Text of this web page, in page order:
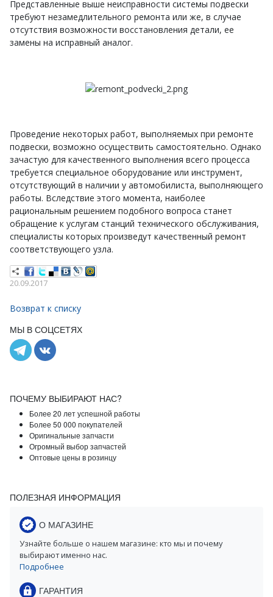
Представленные выше неисправности системы подвески
требуют незамедлительного ремонта или же, в случае
отсутствия возможности восстановления детали, ее
замены на исправный аналог.
Проведение некоторых работ, выполняемых при ремонте
подвески, возможно осуществить самостоятельно. Однако
зачастую для качественного выполнения всего процесса
требуется специальное оборудование или инструмент,
отсутствующий в наличии у автомобилиста, выполняющего
работы. Вследствие этого момента, наиболее
рациональным решением подобного вопроса станет
обращение к услугам станций технического обслуживания,
специалисты которых произведут качественный ремонт
соответствующего узла.
20.09.2017
Возврат к списку
МЫ В СОЦСЕТЯХ
ПОЧЕМУ ВЫБИРАЮТ НАС?
Более 20 лет успешной работы
Более 50 000 покупателей
Оригинальные запчасти
Огромный выбор запчастей
Оптовые цены в розинцу
ПОЛЕЗНАЯ ИНФОРМАЦИЯ
О МАГАЗИНЕ
Узнайте больше о нашем магазине: кто мы и почему
выбирают именно нас.
Подробнее
ГАРАНТИЯ